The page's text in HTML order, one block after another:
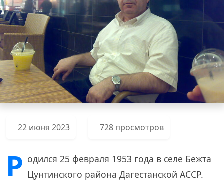
22 июня 2023 728 просмотров
Р одился 25 февраля 1953 года в селе Бежта
Цунтинского района Дагестанской АССР.